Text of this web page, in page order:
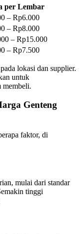
per Lembar
– Rp6.000
– Rp8.000
– Rp15.000
– Rp7.500
lokasi dan supplier.
untuk
membeli.
Genteng
faktor, di
mulai dari standar
tinggi